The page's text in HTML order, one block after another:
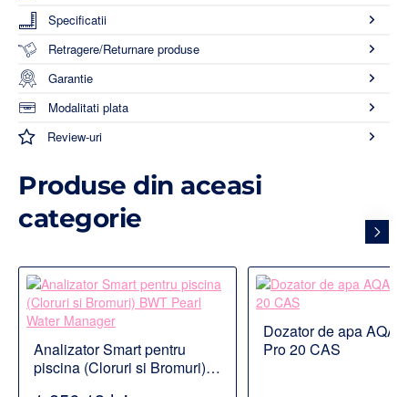
Specificatii
Retragere/Returnare produse
Garantie
Modalitati plata
Review-uri
Produse din aceasi
categorie
Analizator Smart pentru
piscina (Cloruri si Bromuri)
Disponibil la comanda
Dozator de apa AQA
Pro 20 CAS